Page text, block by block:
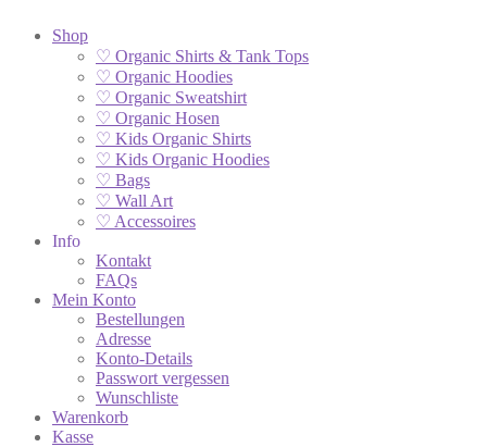
Shop
♡ Organic Shirts & Tank Tops
♡ Organic Hoodies
♡ Organic Sweatshirt
♡ Organic Hosen
♡ Kids Organic Shirts
♡ Kids Organic Hoodies
♡ Bags
♡ Wall Art
♡ Accessoires
Info
Kontakt
FAQs
Mein Konto
Bestellungen
Adresse
Konto-Details
Passwort vergessen
Wunschliste
Warenkorb
Kasse